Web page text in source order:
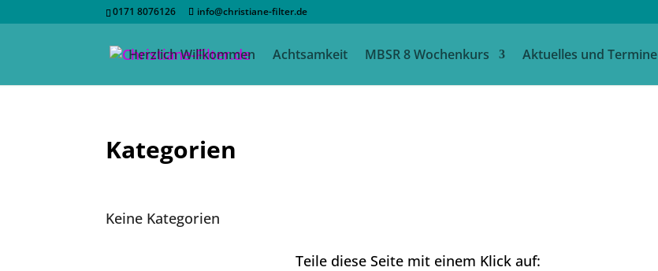
0171 8076126 info@christiane-filter.de
Herzlich Willkommen Achtsamkeit MBSR 8 Wochenkurs Aktuelles und Termine
Kategorien
Keine Kategorien
Teile diese Seite mit einem Klick auf: